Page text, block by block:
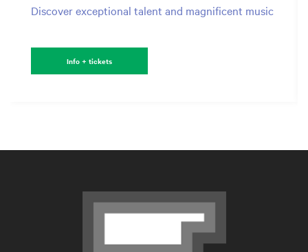
Discover exceptional talent and magnificent music
Info + tickets